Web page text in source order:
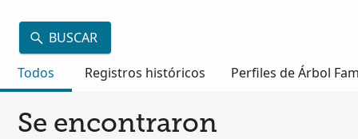
BUSCAR
Todos
Registros históricos Perfiles de Árbol
Se encontraron